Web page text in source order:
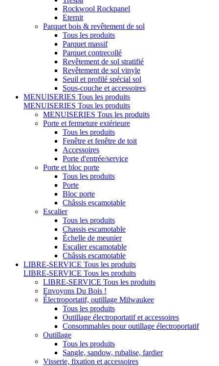
Rockwool Rockpanel
Eternit
Parquet bois & revêtement de sol
Tous les produits
Parquet massif
Parquet contrecollé
Revêtement de sol stratifié
Revêtement de sol vinyle
Seuil et profilé spécial sol
Sous-couche et accessoires
MENUISERIES Tous les produits
MENUISERIES Tous les produits
MENUISERIES Tous les produits
Porte et fermeture extérieure
Tous les produits
Fenêtre et fenêtre de toit
Accessoires
Porte d'entrée/service
Porte et bloc porte
Tous les produits
Porte
Bloc porte
Châssis escamotable
Escalier
Tous les produits
Chassis escamotable
Échelle de meunier
Escalier escamotable
Châssis escamotable
LIBRE-SERVICE Tous les produits
LIBRE-SERVICE Tous les produits
LIBRE-SERVICE Tous les produits
Envoyons Du Bois !
Électroportatif, outillage Milwaukee
Tous les produits
Outillage électroportatif et accessoires
Consommables pour outillage électroportatif
Outillage
Tous les produits
Sangle, sandow, rubalise, fardier
Visserie, fixation et accessoires